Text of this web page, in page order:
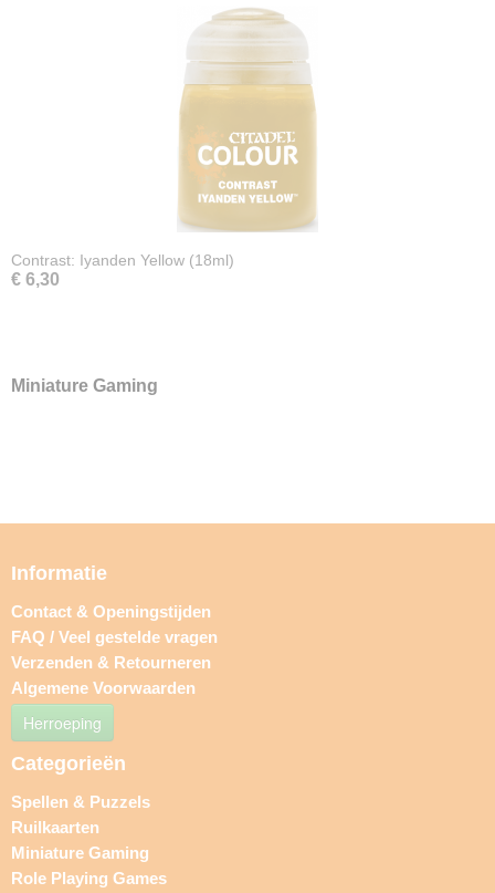
Contrast: Iyanden Yellow (18ml)
€ 6,30
Miniature Gaming
Informatie
Contact & Openingstijden
FAQ / Veel gestelde vragen
Verzenden & Retourneren
Algemene Voorwaarden
Herroeping
Categorieën
Spellen & Puzzels
Ruilkaarten
Miniature Gaming
Role Playing Games